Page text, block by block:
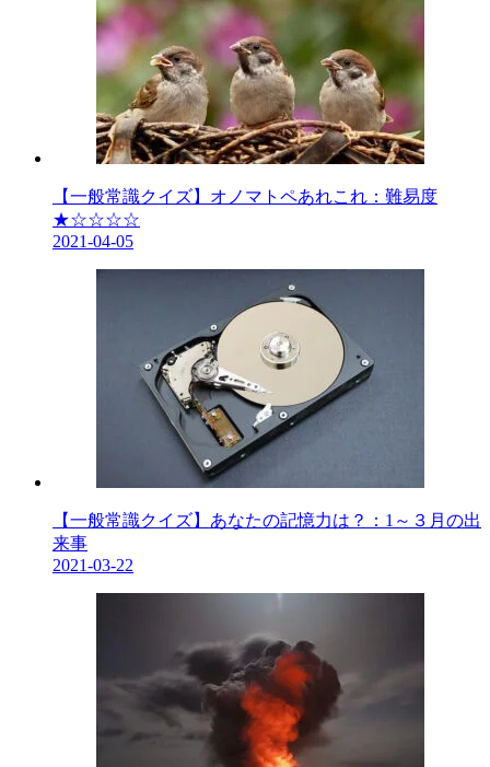
【一般常識クイズ】オノマトペあれこれ：難易度
★☆☆☆☆
2021-04-05
【一般常識クイズ】あなたの記憶力は？：1～３月の出
来事
2021-03-22